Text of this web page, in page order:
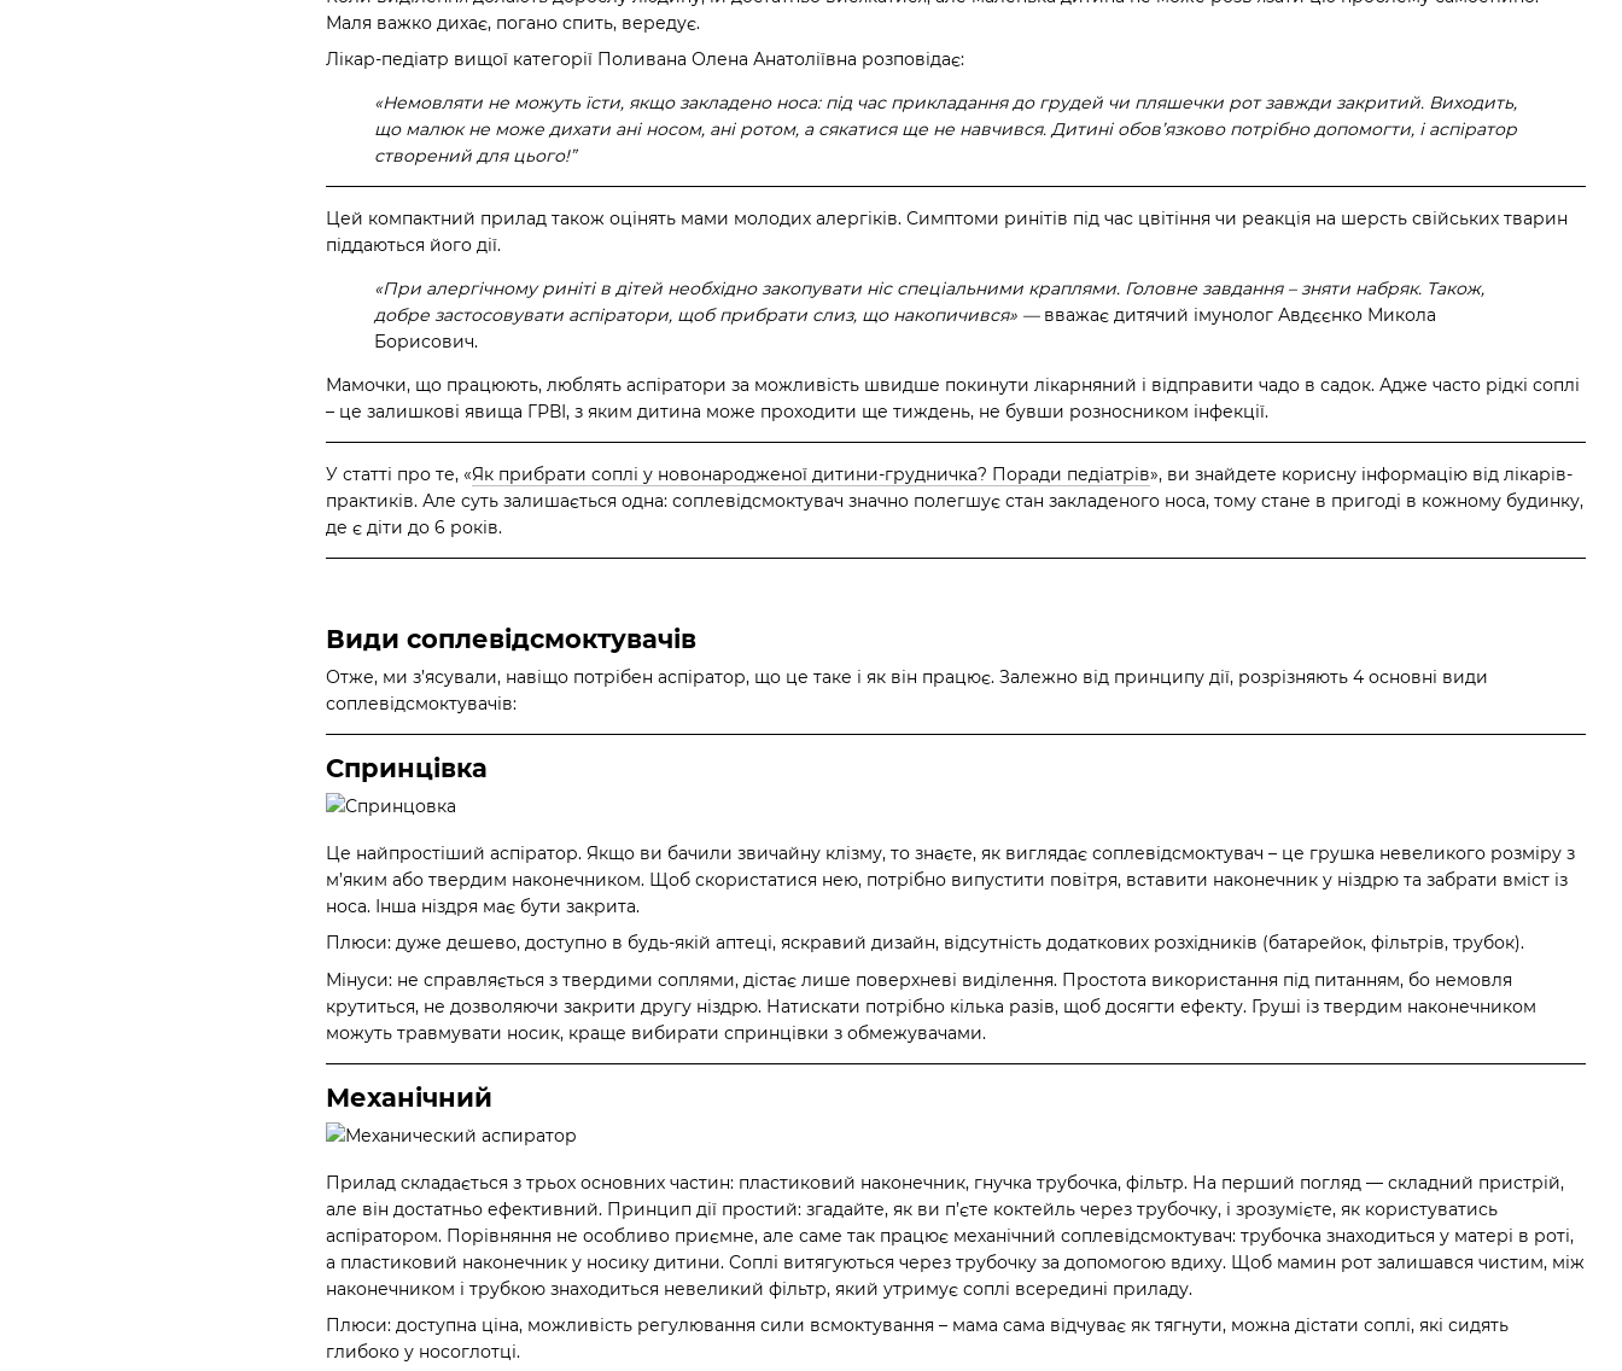
Маля важко дихає, погано спить, вередує.
Лікар-педіатр вищої категорії Поливана Олена Анатоліївна розповідає:
«Немовляти не можуть їсти, якщо закладено носа: під час прикладання до грудей чи пляшечки рот завжди закритий. Виходить,
що малюк не може дихати ані носом, ані ротом, а сякатися ще не навчився. Дитині обов’язково потрібно допомогти, і аспіратор
створений для цього!”
Цей компактний прилад також оцінять мами молодих алергіків. Симптоми ринітів під час цвітіння чи реакція на шерсть свійських тварин
піддаються його дії.
«При алергічному риніті в дітей необхідно закопувати ніс спеціальними краплями. Головне завдання – зняти набряк. Також,
добре застосовувати аспіратори, щоб прибрати слиз, що накопичився» — вважає дитячий імунолог Авдєєнко Микола
Борисович.
Мамочки, що працюють, люблять аспіратори за можливість швидше покинути лікарняний і відправити чадо в садок. Адже часто рідкі соплі
– це залишкові явища ГРВІ, з яким дитина може проходити ще тиждень, не бувши розносником інфекції.
У статті про те, «Як прибрати соплі у новонародженої дитини-грудничка? Поради педіатрів», ви знайдете корисну інформацію від лікарів-
практиків. Але суть залишається одна: соплевідсмоктувач значно полегшує стан закладеного носа, тому стане в пригоді в кожному будинку,
де є діти до 6 років.
Види соплевідсмоктувачів
Отже, ми з’ясували, навіщо потрібен аспіратор, що це таке і як він працює. Залежно від принципу дії, розрізняють 4 основні види
соплевідсмоктувачів:
Спринцівка
Це найпростіший аспіратор. Якщо ви бачили звичайну клізму, то знаєте, як виглядає соплевідсмоктувач – це грушка невеликого розміру з
м’яким або твердим наконечником. Щоб скористатися нею, потрібно випустити повітря, вставити наконечник у ніздрю та забрати вміст із
носа. Інша ніздря має бути закрита.
Плюси: дуже дешево, доступно в будь-якій аптеці, яскравий дизайн, відсутність додаткових розхідників (батарейок, фільтрів, трубок).
Мінуси: не справляється з твердими соплями, дістає лише поверхневі виділення. Простота використання під питанням, бо немовля
крутиться, не дозволяючи закрити другу ніздрю. Натискати потрібно кілька разів, щоб досягти ефекту. Груші із твердим наконечником
можуть травмувати носик, краще вибирати спринцівки з обмежувачами.
Механічний
Прилад складається з трьох основних частин: пластиковий наконечник, гнучка трубочка, фільтр. На перший погляд — складний пристрій,
але він достатньо ефективний. Принцип дії простий: згадайте, як ви п’єте коктейль через трубочку, і зрозумієте, як користуватись
аспіратором. Порівняння не особливо приємне, але саме так працює механічний соплевідсмоктувач: трубочка знаходиться у матері в роті,
а пластиковий наконечник у носику дитини. Соплі витягуються через трубочку за допомогою вдиху. Щоб мамин рот залишався чистим, між
наконечником і трубкою знаходиться невеликий фільтр, який утримує соплі всередині приладу.
Плюси: доступна ціна, можливість регулювання сили всмоктування – мама сама відчуває як тягнути, можна дістати соплі, які сидять
глибоко у носоглотці.